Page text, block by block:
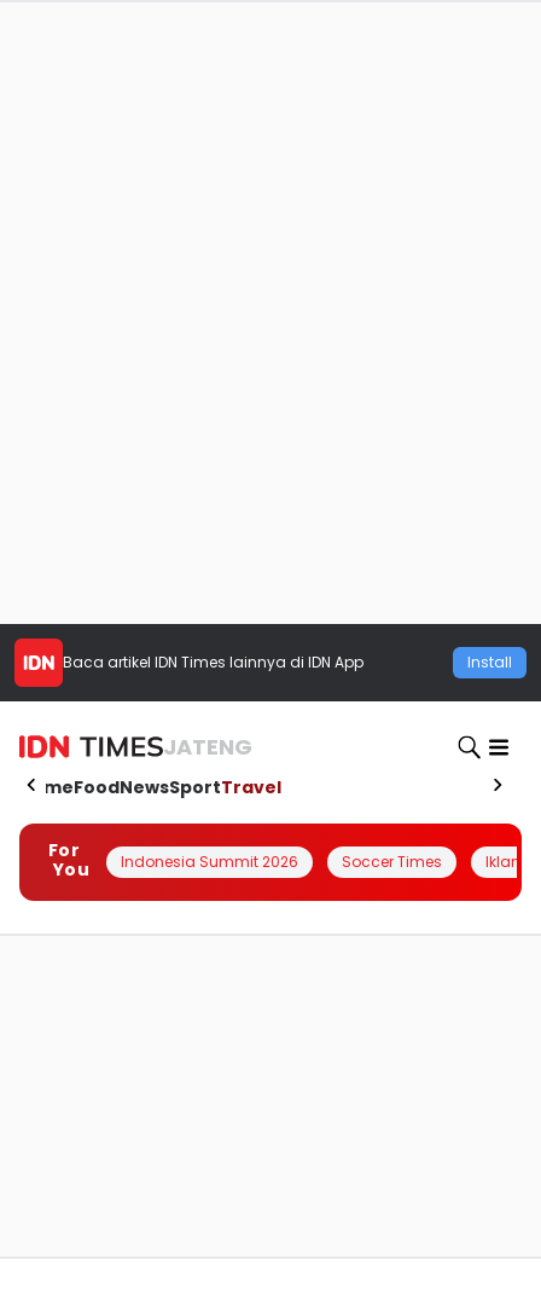
Baca artikel IDN Times lainnya di IDN App Install
JATENG
HomeFoodNewsSportTravel
For
You
Indonesia Summit 2026 Soccer Times Iklanin